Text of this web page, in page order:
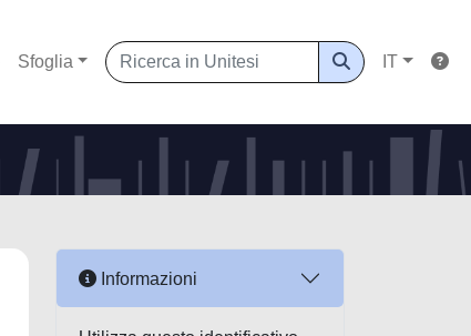
Sfoglia IT
Informazioni